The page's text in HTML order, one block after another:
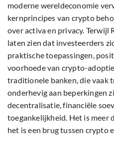
moderne wereldeconomie
kernprincipes van crypto
over activa en privacy. Terwijl
laten zien dat investeerders
praktische toepassingen,
voorhoede van crypto-
traditionele banken, die vaak
onderhevig aan beperkingen
decentralisatie, financiële
toegankelijkheid. Het is meer
het is een brug tussen crypto